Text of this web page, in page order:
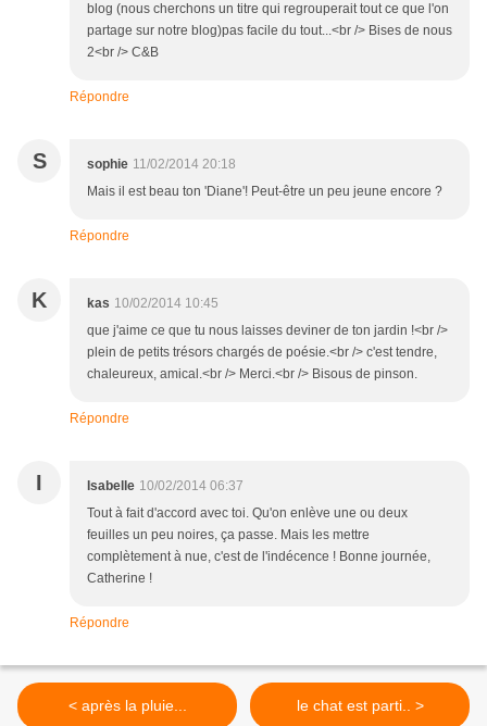
blog (nous cherchons un titre qui regrouperait tout ce que l'on
partage sur notre blog)pas facile du tout...<br /> Bises de nous
2<br /> C&B
Répondre
S sophie 11/02/2014 20:18
Mais il est beau ton 'Diane'! Peut-être un peu jeune encore ?
Répondre
K kas 10/02/2014 10:45
que j'aime ce que tu nous laisses deviner de ton jardin !<br />
plein de petits trésors chargés de poésie.<br /> c'est tendre,
chaleureux, amical.<br /> Merci.<br /> Bisous de pinson.
Répondre
I Isabelle 10/02/2014 06:37
Tout à fait d'accord avec toi. Qu'on enlève une ou deux
feuilles un peu noires, ça passe. Mais les mettre
complètement à nue, c'est de l'indécence ! Bonne journée,
Catherine !
Répondre
< après la pluie... le chat est parti.. >